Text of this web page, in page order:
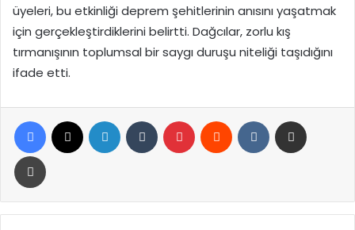
üyeleri, bu etkinliği deprem şehitlerinin anısını yaşatmak
için gerçekleştirdiklerini belirtti. Dağcılar, zorlu kış
tırmanışının toplumsal bir saygı duruşu niteliği taşıdığını
ifade etti.
Facebook LinkedIn Tumblr Pinterest Reddit VKontakte
Yazdır